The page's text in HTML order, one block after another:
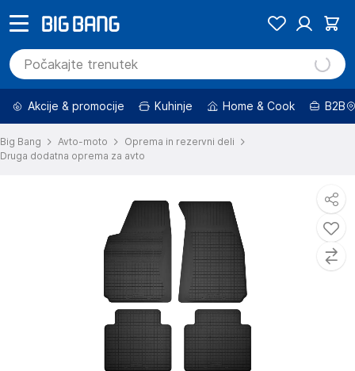
Akcije & promocije Kuhinje Home & Cook B2B
Big Bang Avto-moto
Oprema in rezervni deli
Druga dodatna oprema za avto